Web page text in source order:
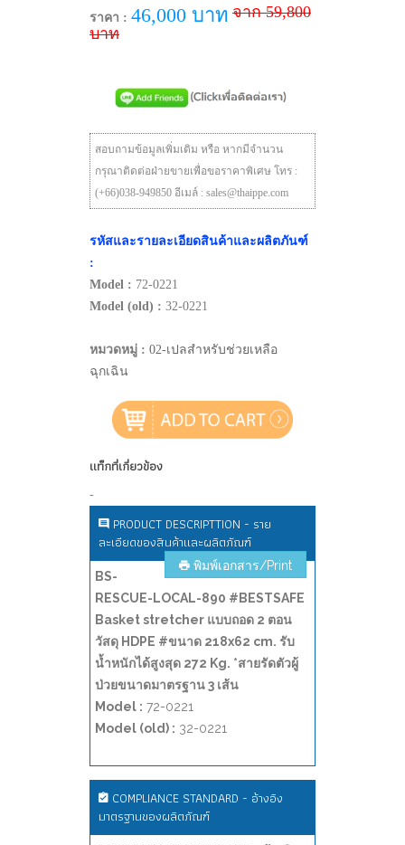
ราคา : 46,000 บาท จาก 59,800
บาท
สอบถามข้อมูลเพิ่มเติม หรือ หากมีจำนวน
กรุณาติดต่อฝ่ายขายเพื่อขอราคาพิเศษ โทร :
(+66)038-949850 อีเมล์ : sales@thaippe.com
รหัสและรายละเอียดสินค้าและผลิตภันฑ์
:
Model : 72-0221
Model (old) : 32-0221
หมวดหมู่ : 02-เปลสำหรับช่วยเหลือ
ฉุกเฉิน
แท็กที่เกี่ยวข้อง
-
PRODUCT DESCRIPTTION - ราย
ละเอียดของสินค้าและผลิตภัณฑ์
พิมพ์เอกสาร/Print
BS-
RESCUE-LOCAL-890 #BESTSAFE
Basket stretcher แบบถอด 2 ตอน
วัสดุ HDPE #ขนาด 218x62 cm. รับ
น้ำหนักได้สูงสุด 272 Kg. *สายรัดตัวผู้
ป่วยขนาดมาตรฐาน 3 เส้น
Model : 72-0221
Model (old) : 32-0221
COMPLIANCE STANDARD - อ้างอิง
มาตรฐานของผลิตภัณฑ์